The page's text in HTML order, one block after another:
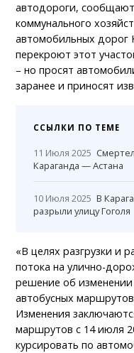
автодороги,
коммунального
автомобильных дорог
перекроют этот
– но просят
заранее и приносят
ССЫЛКИ ПО ТЕМЕ
11 Июля 2025
Караганда — Астана
10 Июля 2025 В
разрыли улицу Гоголя
«В целях разгрузки и
потока на улично-
решение об
автобусных
Изменения
маршрутов с 14 июля
курсировать по